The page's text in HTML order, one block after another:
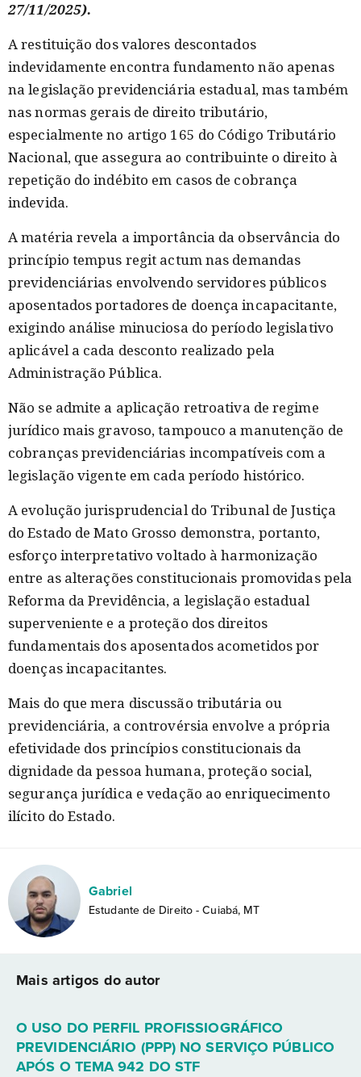
27/11/2025).
A restituição dos valores descontados
indevidamente encontra fundamento não apenas
na legislação previdenciária estadual, mas também
nas normas gerais de direito tributário,
especialmente no artigo 165 do Código Tributário
Nacional, que assegura ao contribuinte o direito à
repetição do indébito em casos de cobrança
indevida.
A matéria revela a importância da observância do
princípio tempus regit actum nas demandas
previdenciárias envolvendo servidores públicos
aposentados portadores de doença incapacitante,
exigindo análise minuciosa do período legislativo
aplicável a cada desconto realizado pela
Administração Pública.
Não se admite a aplicação retroativa de regime
jurídico mais gravoso, tampouco a manutenção de
cobranças previdenciárias incompatíveis com a
legislação vigente em cada período histórico.
A evolução jurisprudencial do Tribunal de Justiça
do Estado de Mato Grosso demonstra, portanto,
esforço interpretativo voltado à harmonização
entre as alterações constitucionais promovidas pela
Reforma da Previdência, a legislação estadual
superveniente e a proteção dos direitos
fundamentais dos aposentados acometidos por
doenças incapacitantes.
Mais do que mera discussão tributária ou
previdenciária, a controvérsia envolve a própria
efetividade dos princípios constitucionais da
dignidade da pessoa humana, proteção social,
segurança jurídica e vedação ao enriquecimento
ilícito do Estado.
Gabriel
Estudante de Direito - Cuiabá, MT
Mais artigos do autor
O USO DO PERFIL PROFISSIOGRÁFICO
PREVIDENCIÁRIO (PPP) NO SERVIÇO PÚBLICO
APÓS O TEMA 942 DO STF